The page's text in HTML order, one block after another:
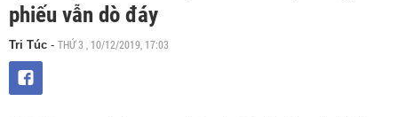
phiếu vẫn dò đáy
Tri Túc - THỨ 3 , 10/12/2019, 17:03